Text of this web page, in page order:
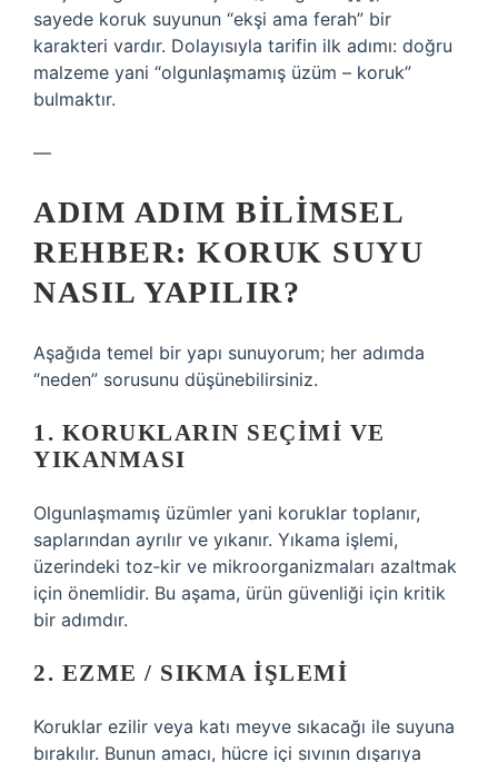
sayede koruk suyunun “ekşi ama ferah” bir
karakteri vardır. Dolayısıyla tarifin ilk adımı: doğru
malzeme yani “olgunlaşmamış üzüm – koruk”
bulmaktır.
—
ADIM ADIM BILIMSEL
REHBER: KORUK SUYU
NASIL YAPILIR?
Aşağıda temel bir yapı sunuyorum; her adımda
“neden” sorusunu düşünebilirsiniz.
1. KORUKLARIN SEÇIMI VE
YIKANMASI
Olgunlaşmamış üzümler yani koruklar toplanır,
saplarından ayrılır ve yıkanır. Yıkama işlemi,
üzerindeki toz‑kir ve mikroorganizmaları azaltmak
için önemlidir. Bu aşama, ürün güvenliği için kritik
bir adımdır.
2. EZME / SIKMA İŞLEMI
Koruklar ezilir veya katı meyve sıkacağı ile suyuna
bırakılır. Bunun amacı, hücre içi sıvının dışarıya